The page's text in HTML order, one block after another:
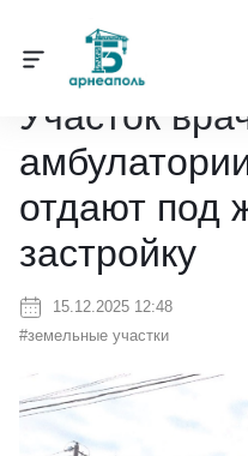
Барнеаполь /
Участок
отдают под
застройку
15.12.2025 12:48
#земельные участки